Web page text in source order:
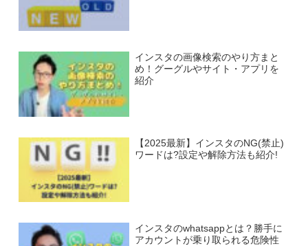
インスタの画像検索のやり方まと
め！グーグルやサイト・アプリを
紹介
【2025最新】インスタのNG(禁止)
ワードは?設定や解除方法も紹介!
インスタのwhatsappとは？勝手に
アカウントが乗り取られる危険性